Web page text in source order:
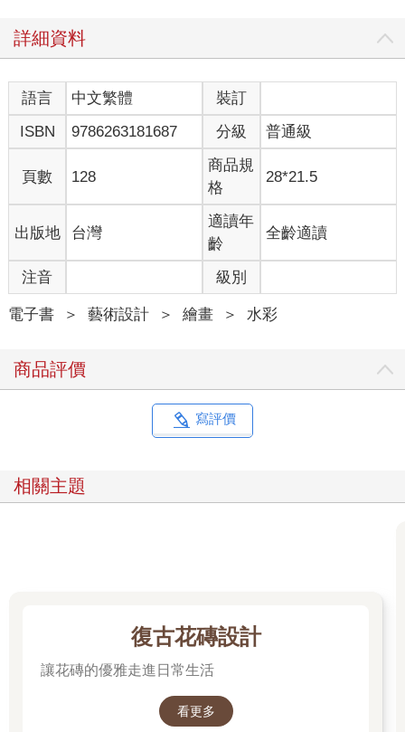
詳細資料
語言 中文繁體
裝訂
ISBN
9786263181687 分級 普通級
頁數 128
商品規
格
28*21.5
出版地 台灣
適讀年
齡
全齡適讀
注音 級別
電子書 ＞ 藝術設計 ＞ 繪畫 ＞ 水彩
商品評價
寫評價
相關主題
復古花磚設計
讓花磚的優雅走進日常生活
看更多